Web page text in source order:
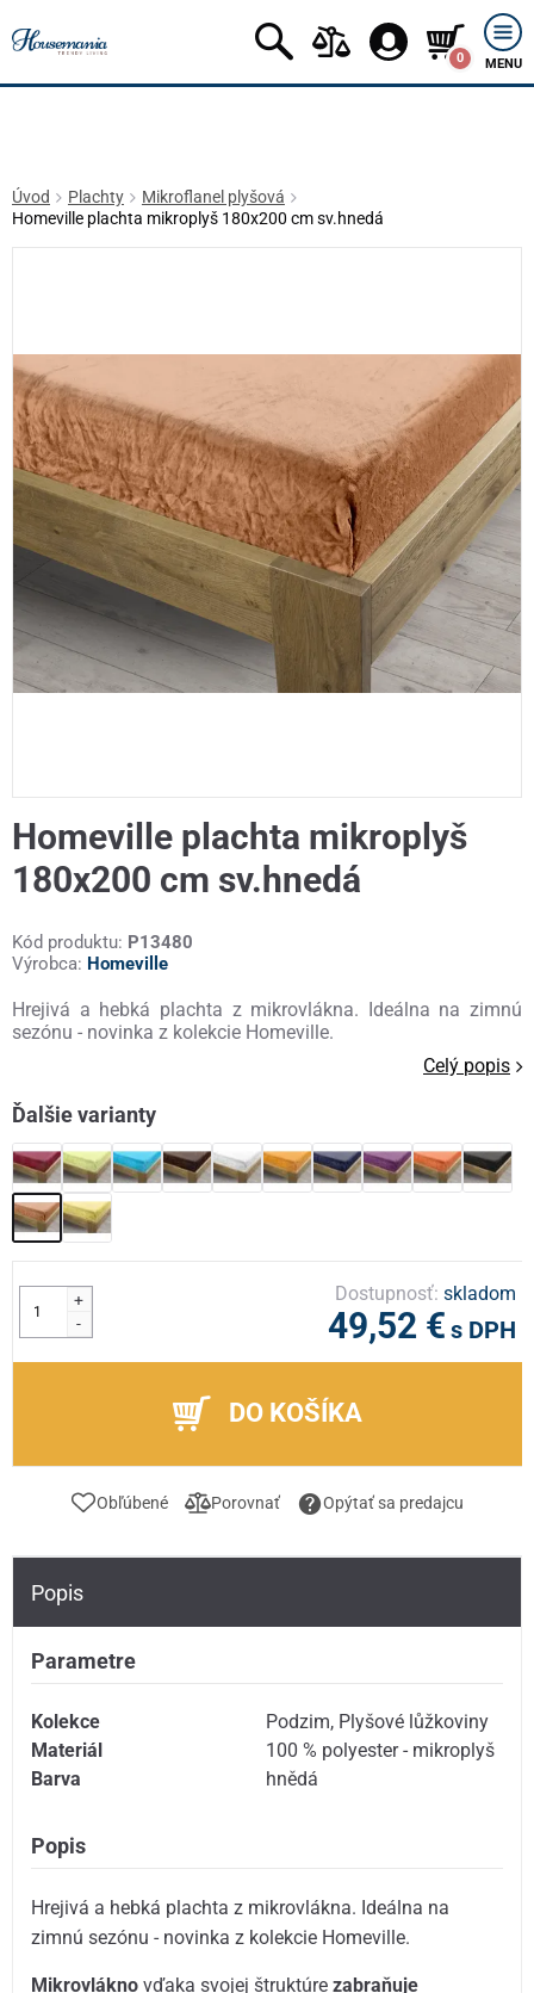
0 MENU
Úvod Plachty
Mikroflanel plyšová
Homeville plachta mikroplyš 180x200 cm sv.hnedá
Homeville plachta mikroplyš
180x200 cm sv.hnedá
Kód produktu: P13480
Výrobca: Homeville
Hrejivá a hebká plachta z mikrovlákna. Ideálna na zimnú
sezónu - novinka z kolekcie Homeville.
Celý popis
Ďalšie varianty
+
-
Dostupnosť:skladom
49,52 € s DPH
DO KOŠÍKA
Obľúbené Porovnať Opýtať sa predajcu
Popis
Parametre
Kolekce Podzim, Plyšové lůžkoviny
Materiál
100 % polyester - mikroplyš
Barva
hnědá
Popis
Hrejivá a hebká plachta z mikrovlákna. Ideálna na
zimnú sezónu - novinka z kolekcie Homeville.
Mikrovlákno vďaka svojej štruktúrezabraňuje